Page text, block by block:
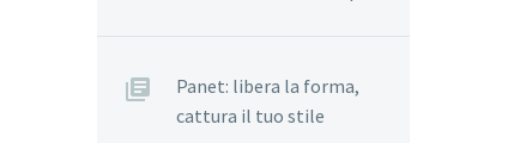
Panet: libera la forma,
cattura il tuo stile